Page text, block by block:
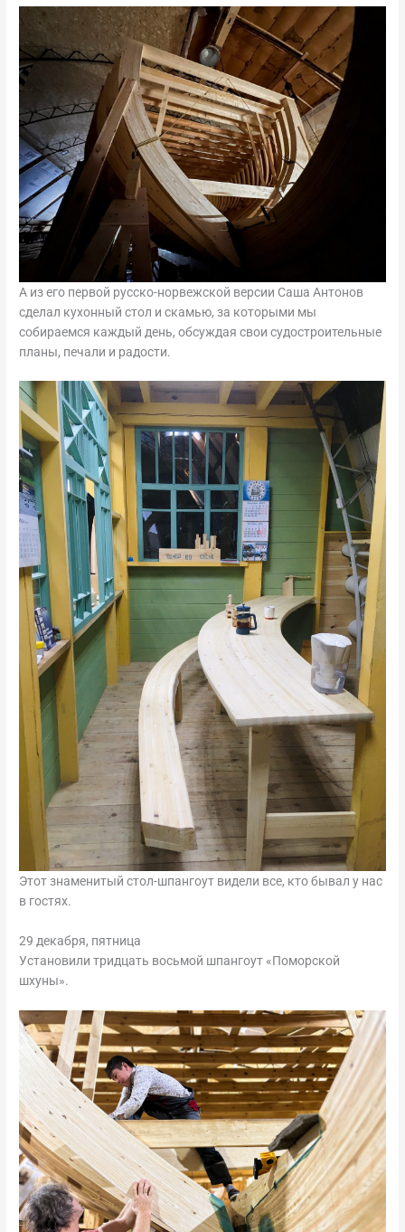
А из его первой русско-норвежской версии Саша Антонов
сделал кухонный стол и скамью, за которыми мы
собираемся каждый день, обсуждая свои судостроительные
планы, печали и радости.
Этот знаменитый стол-шпангоут видели все, кто бывал у нас
в гостях.
29 декабря, пятница
Установили тридцать восьмой шпангоут «Поморской
шхуны».